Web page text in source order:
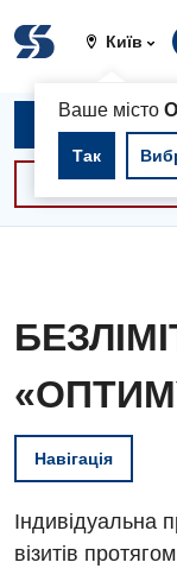
Київ
Ваше місто
Так
Навігація
Індивідуальна
візитів